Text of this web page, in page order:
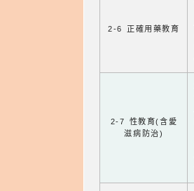
2-6 正確用藥教育
2-7 性教育(含愛
滋病防治)